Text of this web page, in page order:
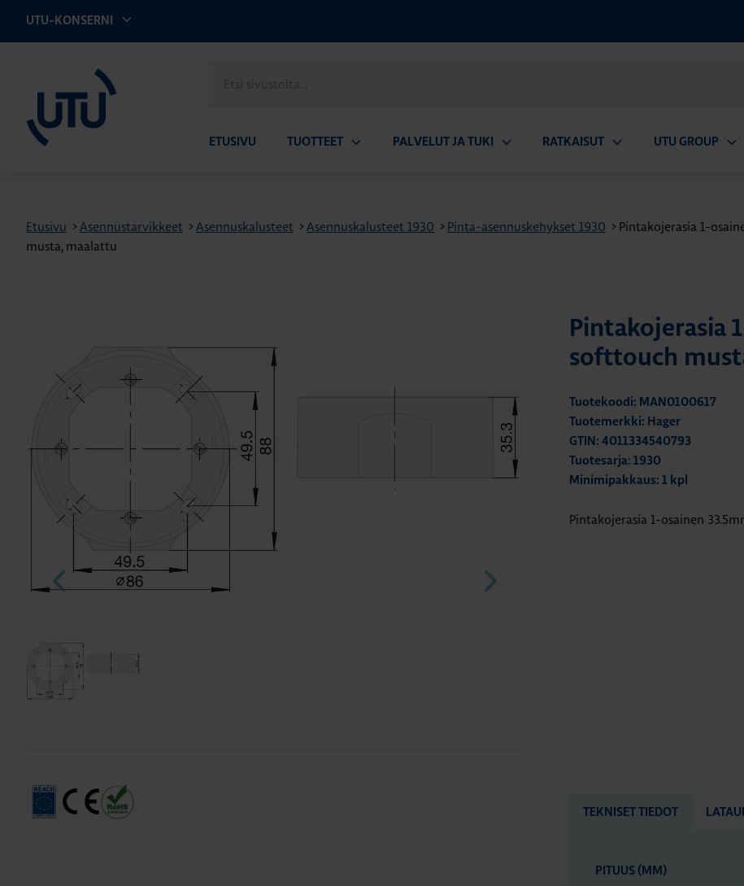
UTU-KONSERNI
sivustolta
ETUSIVU TUOTTEET PALVELUT JA TUKI RATKAISUT UTU GROUP
Etusivu >Asennustarvikkeet >Asennuskalusteet >Asennuskalusteet 1930 > Pinta-asennuskehykset 1930 > Pintakojerasia 1-
musta, maalattu
Pintakojerasia
softtouch
Tuotekoodi: MAN0100617
Tuotemerkki: Hager
GTIN: 4011334540793
Tuotesarja: 1930
Minimipakkaus: 1 kpl
Pintakojerasia 1-osainen
TEKNISET TIEDOT
PITUUS (MM)